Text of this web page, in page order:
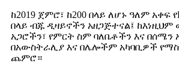
ከ2019 ጀምሮ፣ ከ200 በላይ ለሆኑ ዓለም አቀፍ
በላይ ብጁ ዲዛይኖችን አዘጋጅተናል፤ ከእነዚህም
አጋሮችን፣ የምርት ስም ባለቤቶችን እና በሰሜን
በአውስትራሊያ እና በሌሎችም አካባቢዎች
ጨምሮ።